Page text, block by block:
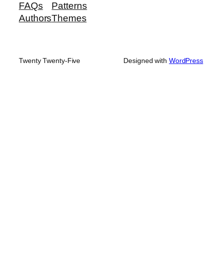
FAQs
Authors
Patterns
Themes
Twenty Twenty-Five Designed with WordPress